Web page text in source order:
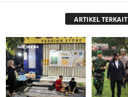
ARTIKEL TERKAIT